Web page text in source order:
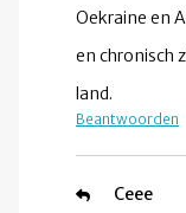
Oekraine en
en chronisch
land.
Beantwoorden
Ceee